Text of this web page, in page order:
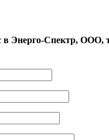
в Энерго-Спектр, ООО,